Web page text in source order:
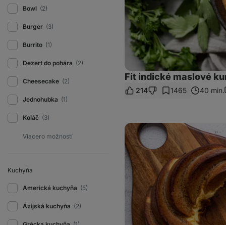
Bowl (2)
Burger (3)
Burrito (1)
Dezert do pohára (2)
Cheesecake (2)
Jednohubka (1)
Koláč (3)
Kuchyňa
Americká kuchyňa (5)
Ázijská kuchyňa (2)
Fit indické maslové
214 1465 40 min.
Mrkvová
bábovka
tvarohom
a
vlašskými
orechmi